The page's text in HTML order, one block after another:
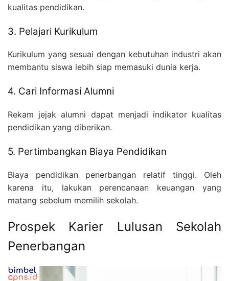
kualitas pendidikan.
3. Pelajari Kurikulum
Kurikulum yang sesuai dengan kebutuhan industri akan
membantu siswa lebih siap memasuki dunia kerja.
4. Cari Informasi Alumni
Rekam jejak alumni dapat menjadi indikator kualitas
pendidikan yang diberikan.
5. Pertimbangkan Biaya Pendidikan
Biaya pendidikan penerbangan relatif tinggi. Oleh
karena itu, lakukan perencanaan keuangan yang
matang sebelum memilih sekolah.
Prospek Karier Lulusan Sekolah
Penerbangan